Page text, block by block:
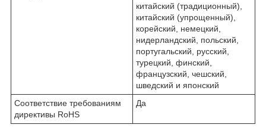
китайский (традиционный),
китайский (упрощенный),
корейский, немецкий,
нидерландский, польский,
португальский, русский,
турецкий, финский,
французский, чешский,
шведский и японский
Соответствие требованиям
директивы RoHS
Да